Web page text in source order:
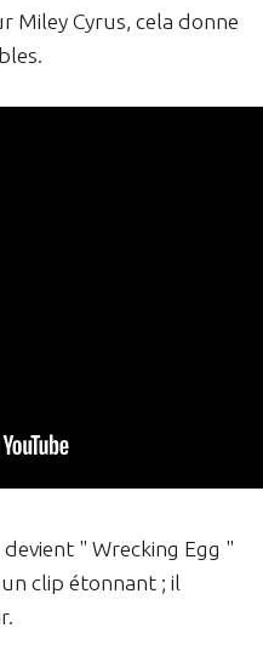
Miley Cyrus, cela donne
" Wrecking Egg "
clip étonnant ; il